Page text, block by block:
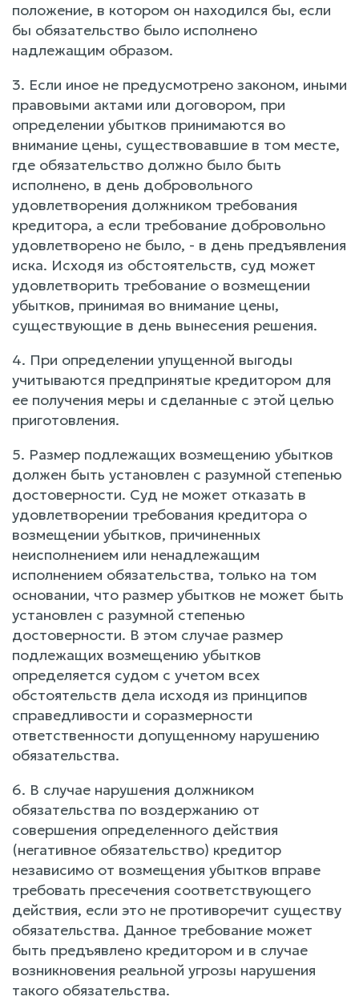
положение, в котором он находился бы, если
бы обязательство было исполнено
надлежащим образом.
3. Если иное не предусмотрено законом, иными
правовыми актами или договором, при
определении убытков принимаются во
внимание цены, существовавшие в том месте,
где обязательство должно было быть
исполнено, в день добровольного
удовлетворения должником требования
кредитора, а если требование добровольно
удовлетворено не было, - в день предъявления
иска. Исходя из обстоятельств, суд может
удовлетворить требование о возмещении
убытков, принимая во внимание цены,
существующие в день вынесения решения.
4. При определении упущенной выгоды
учитываются предпринятые кредитором для
ее получения меры и сделанные с этой целью
приготовления.
5. Размер подлежащих возмещению убытков
должен быть установлен с разумной степенью
достоверности. Суд не может отказать в
удовлетворении требования кредитора о
возмещении убытков, причиненных
неисполнением или ненадлежащим
исполнением обязательства, только на том
основании, что размер убытков не может быть
установлен с разумной степенью
достоверности. В этом случае размер
подлежащих возмещению убытков
определяется судом с учетом всех
обстоятельств дела исходя из принципов
справедливости и соразмерности
ответственности допущенному нарушению
обязательства.
6. В случае нарушения должником
обязательства по воздержанию от
совершения определенного действия
(негативное обязательство) кредитор
независимо от возмещения убытков вправе
требовать пресечения соответствующего
действия, если это не противоречит существу
обязательства. Данное требование может
быть предъявлено кредитором и в случае
возникновения реальной угрозы нарушения
такого обязательства.